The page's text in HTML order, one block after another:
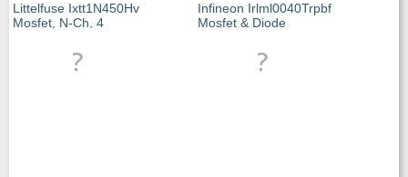
Littelfuse Ixtt1N450Hv
Mosfet, N-Ch, 4
Infineon Irlml0040Trpbf
Mosfet & Diode